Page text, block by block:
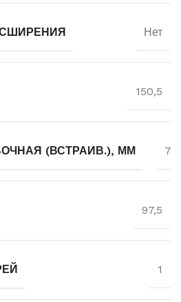
Нет
150,5
(ВСТРАИВ.), ММ
97,5
1